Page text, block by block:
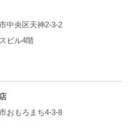
中央区天神2-3-2
ビル4階
おもろまち4-3-8